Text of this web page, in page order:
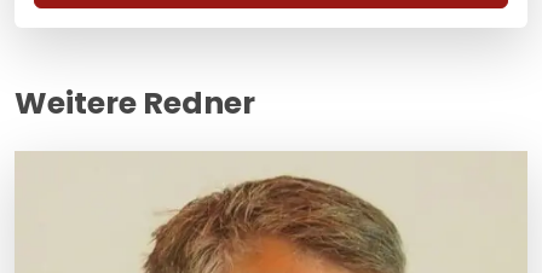
Weitere Redner